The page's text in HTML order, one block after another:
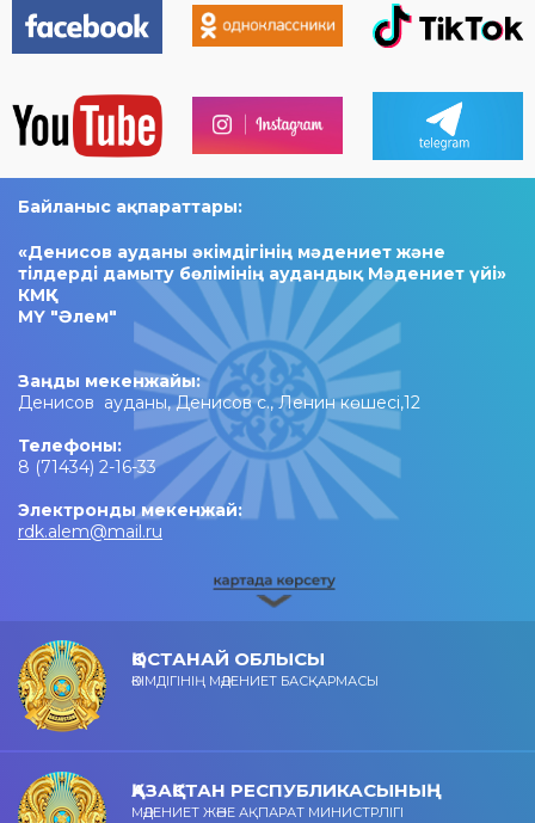
Байланыс ақпараттары:
«Денисов ауданы әкімдігінің мәдениет және
тілдерді дамыту бөлімінің аудандық Мәдениет үйі»
КМҚК
МҮ "Әлем"
Заңды мекенжайы:
Денисов ауданы, Денисов с., Ленин көшесі,12
Телефоны:
8 (71434) 2-16-33
Электронды мекенжай:
rdk.alem@mail.ru
ҚОСТАНАЙ ОБЛЫСЫ
ӘКІМДІГІНІҢ МӘДЕНИЕТ БАСҚАРМАСЫ
ҚАЗАҚСТАН РЕСПУБЛИКАСЫНЫҢ
МӘДЕНИЕТ ЖӘНЕ АҚПАРАТ МИНИСТРЛІГІ